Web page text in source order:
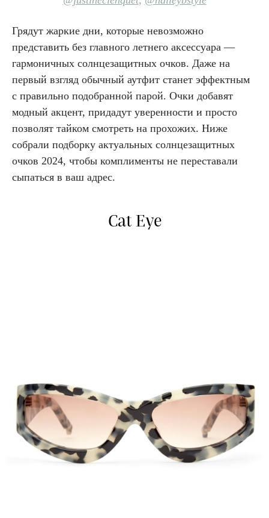
Грядут жаркие дни, которые невозможно
представить без главного летнего аксессуара —
гармоничных солнцезащитных очков. Даже на
первый взгляд обычный аутфит станет эффектным
с правильно подобранной парой. Очки добавят
модный акцент, придадут уверенности и просто
позволят тайком смотреть на прохожих. Ниже
собрали подборку актуальных солнцезащитных
очков 2024, чтобы комплименты не переставали
сыпаться в ваш адрес.
Cat Eye